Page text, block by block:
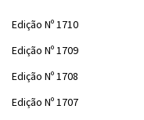
Edição Nº 1710
Edição Nº 1709
Edição Nº 1708
Edição Nº 1707